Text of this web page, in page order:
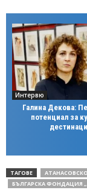
Интервю
Галина Декова:
потенциал за
ТАГОВЕ
БЪЛГАРСКА ФОНДАЦИЯ